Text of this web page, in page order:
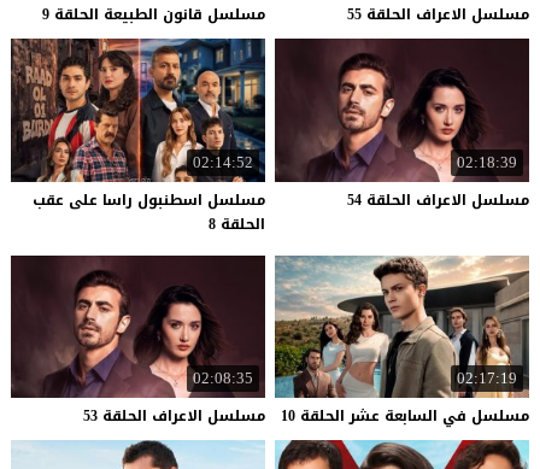
مسلسل الاعراف الحلقة 55 مسلسل قانون الطبيعة الحلقة 9
02:18:39
مسلسل الاعراف الحلقة 54
02:14:52
مسلسل اسطنبول راسا على عقب
الحلقة 8
02:17:19
مسلسل في السابعة عشر الحلقة 10
02:08:35
مسلسل الاعراف الحلقة 53